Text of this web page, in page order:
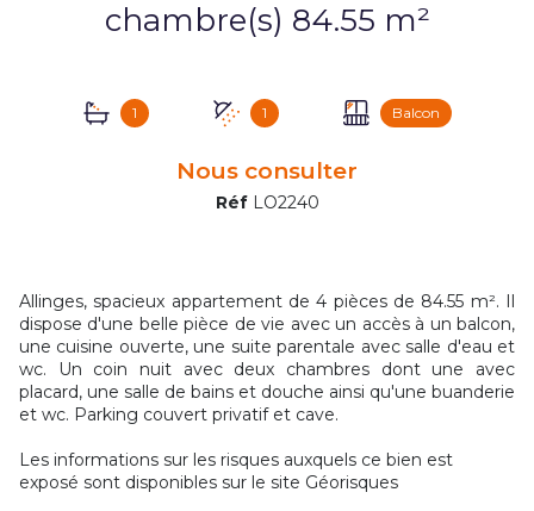
chambre(s) 84.55 m²
1 1 Balcon
Nous consulter
Réf LO2240
Allinges, spacieux appartement de 4 pièces de 84.55 m². Il
dispose d'une belle pièce de vie avec un accès à un balcon,
une cuisine ouverte, une suite parentale avec salle d'eau et
wc. Un coin nuit avec deux chambres dont une avec
placard, une salle de bains et douche ainsi qu'une buanderie
et wc. Parking couvert privatif et cave.
Les informations sur les risques auxquels ce bien est
exposé sont disponibles sur le site Géorisques